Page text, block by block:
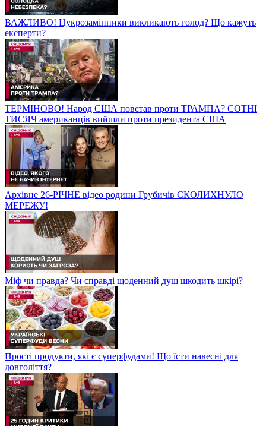
ВАЖЛИВО! Цукрозамінники викликають голод? Що кажуть
експерти?
ТЕРМІНОВО! Народ США повстав проти ТРАМПА? СОТНІ
ТИСЯЧ американців вийшли проти президента США
Архівне 26-РІЧНЕ відео родини Грубичів СКОЛИХНУЛО
МЕРЕЖУ!
Міф чи правда? Чи справді щоденний душ шкодить шкірі?
Прості продукти, які є суперфудами! Що їсти навесні для
довголіття?